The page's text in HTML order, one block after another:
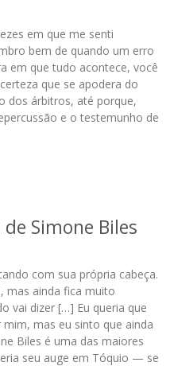
em que me senti
bem de quando um erro
em que tudo acontece, você
que se apodera do
dos árbitros, até porque,
e o testemunho de
Simone Biles
com sua própria cabeça.
mas ainda fica muito
vai dizer […] Eu queria que
mas eu sinto que ainda
Biles é uma das maiores
seu auge em Tóquio — se